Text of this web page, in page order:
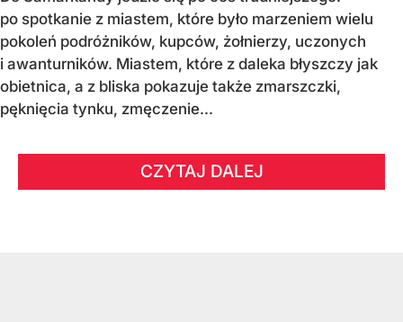
po spotkanie z miastem, które było marzeniem wielu
pokoleń podróżników, kupców, żołnierzy, uczonych
i awanturników. Miastem, które z daleka błyszczy jak
obietnica, a z bliska pokazuje także zmarszczki,
pęknięcia tynku, zmęczenie...
CZYTAJ DALEJ